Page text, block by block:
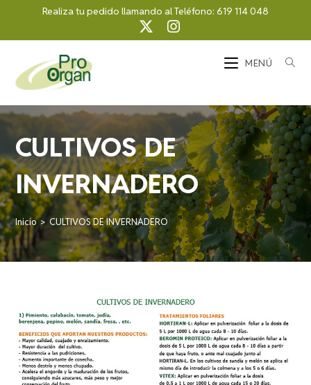
contenido
Realiza tu pedido llamando al Teléfono: 619 114 048
MENÚ
CULTIVOS DE
INVERNADERO
Inicio > CULTIVOS DE INVERNADERO